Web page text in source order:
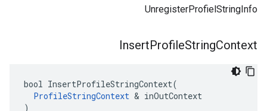
UnregisterProfielStringInfo
InsertProfileStringContext
bool InsertProfileStringContext(
ProfileStringContext & inOutContext
)